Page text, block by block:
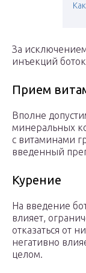
За
инъекций
Прием
Вполне
минеральных
с витаминами
введенный
Курение
На введение
влияет,
отказаться от
негативно
целом.